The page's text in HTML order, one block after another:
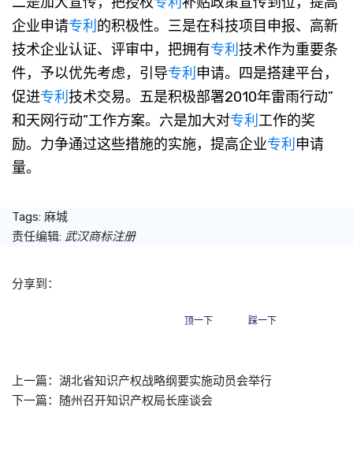
企业申请专利 的积极性。三是在科技项目申报、高新
技术企业认证、评审中，把拥有专利 技术作为重要条
件，予以优先考虑，引导专利 申请。四是搭建平台，
促进专利 技术交易。五是积极部署2010年雷雨行动”
和天网行动”工作方案。六是加大对专利 工作的奖
励。力争通过这些措施的实施，提高企业专利 申请
量。
Tags: 麻城
责任编辑: 武汉商标注册
分享到：
顶一下 踩一下
上一篇： 湖北省知识产权战略纲要实施动员会举行
下一篇：
随州召开知识产权局长座谈会